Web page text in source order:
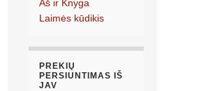
Aš ir Knyga
Laimės kūdikis
PREKIŲ
PERSIUNTIMAS IŠ
JAV